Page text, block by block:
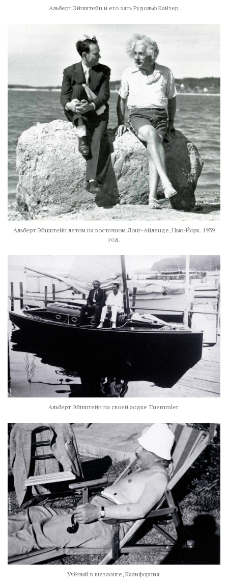
Альберт Эйнштейн и его зять Рудольф Кайзер.
Альберт Эйнштейн летом на восточном Лонг-Айленде, Нью-Йорк. 1939
год.
Альберт Эйнштейн на своей лодке Tuemmler.
Учёный в шезлонге, Калифорния.